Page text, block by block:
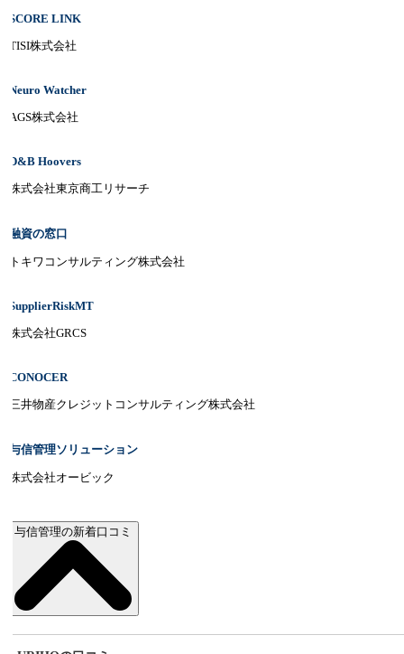
LINK
株式会社
Watcher
株式会社
Hoovers
式会社東京商工リサーチ
資の窓口
キワコンサルティング株式会社
式会社GRCS
井物産クレジットコンサルティング株式会社
信管理ソリューション
式会社オービック
与信管理の新着口コミ